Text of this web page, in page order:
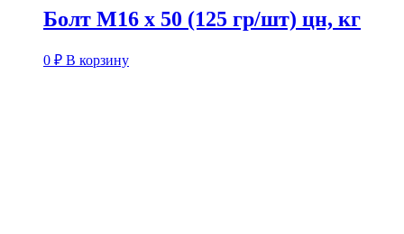
Болт М16 х 50 (125 гр/шт) цн, кг
0 ₽ В корзину